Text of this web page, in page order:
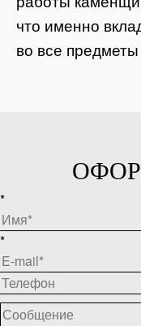
что именно
во все
*
*